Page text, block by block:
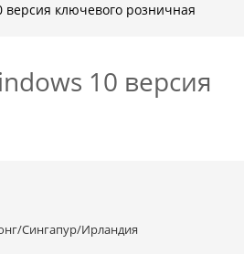
версия ключевого розничная
10 версия
Сингапур/Ирландия